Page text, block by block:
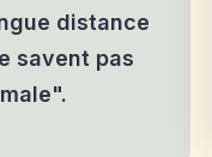
distance
savent pas